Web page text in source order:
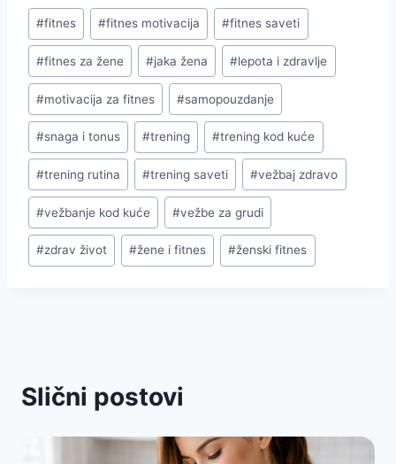
Post
Tags:
#fitnes #fitnes motivacija #fitnes saveti
#fitnes za žene #jaka žena #lepota i zdravlje
#motivacija za fitnes #samopouzdanje
#snaga i tonus #trening #trening kod kuće
#trening rutina #trening saveti #vežbaj zdravo
#vežbanje kod kuće #vežbe za grudi
#zdrav život #žene i fitnes #ženski fitnes
Slični postovi